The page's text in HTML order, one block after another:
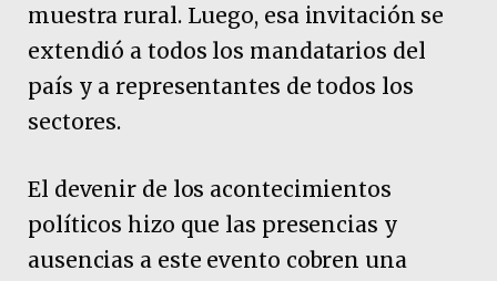
muestra rural. Luego, esa invitación se
extendió a todos los mandatarios del
país y a representantes de todos los
sectores.
El devenir de los acontecimientos
políticos hizo que las presencias y
ausencias a este evento cobren una